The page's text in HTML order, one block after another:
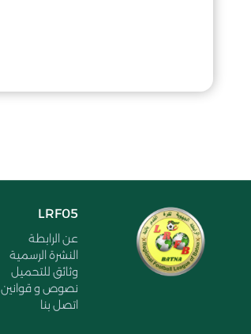
LRF05
عن الرابطة
النشرة الرسمية
وثائق للتحميل
نصوص و قوانين
اتصل بنا